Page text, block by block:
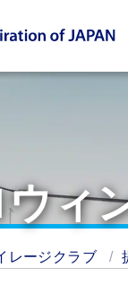
ィ
レージクラブ